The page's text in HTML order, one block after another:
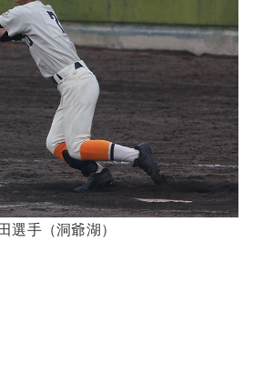
選手（洞爺湖）